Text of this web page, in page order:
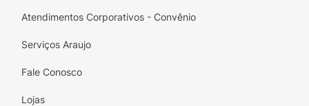
Atendimentos Corporativos - Convênio
Serviços Araujo
Fale Conosco
Lojas